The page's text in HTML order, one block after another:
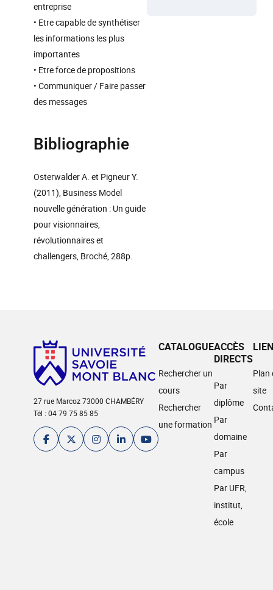
entreprise
• Etre capable de synthétiser
les informations les plus
importantes
• Etre force de propositions
• Communiquer / Faire passer
des messages
Bibliographie
Osterwalder A. et Pigneur Y.
(2011), Business Model
nouvelle génération : Un guide
pour visionnaires,
révolutionnaires et
challengers, Broché, 288p.
27 rue Marcoz 73000 CHAMBÉRY
Tél : 04 79 75 85 85
CATALOGUE
Rechercher un
cours
Rechercher
une formation
ACCÈS
DIRECTS
Par
diplôme
Par
domaine
Par
campus
Par UFR,
institut,
école
Plan
site